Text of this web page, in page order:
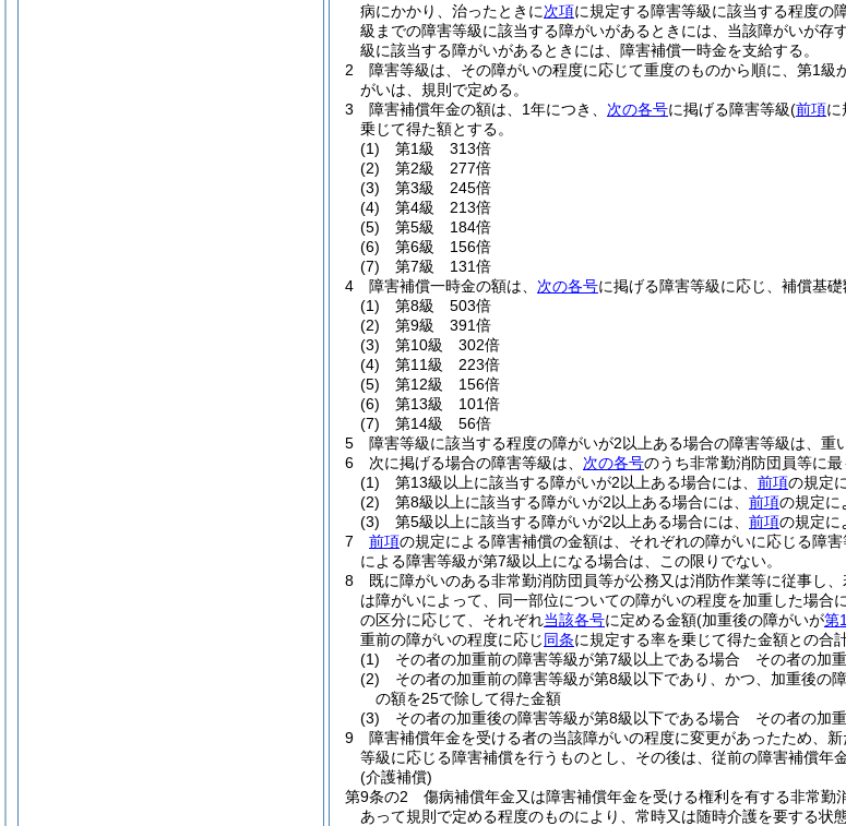
病にかかり、治ったときに次項に規定する障害等級に該当する程度の
級までの障害等級に該当する障がいがあるときには、当該障がいが存
級に該当する障がいがあるときには、障害補償一時金を支給する。
2
障害等級は、その障がいの程度に応じて重度のものから順に、第1級
がいは、規則で定める。
3
障害補償年金の額は、1年につき、 次の各号に掲げる障害等級(前項に
乗じて得た額とする。
(1)
第1級 313倍
(2)
第2級 277倍
(3)
第3級 245倍
(4)
第4級 213倍
(5)
第5級 184倍
(6)
第6級 156倍
(7)
第7級 131倍
4
障害補償一時金の額は、 次の各号に掲げる障害等級に応じ、補償基礎
(1)
第8級 503倍
(2)
第9級 391倍
(3)
第10級 302倍
(4)
第11級 223倍
(5)
第12級 156倍
(6)
第13級 101倍
(7)
第14級 56倍
5
障害等級に該当する程度の障がいが2以上ある場合の障害等級は、重
6
次に掲げる場合の障害等級は、 次の各号のうち非常勤消防団員等に最
(1)
第13級以上に該当する障がいが2以上ある場合には、 前項の規定
(2)
第8級以上に該当する障がいが2以上ある場合には、 前項の規定に
(3)
第5級以上に該当する障がいが2以上ある場合には、 前項の規定に
7
前項の規定による障害補償の金額は、それぞれの障がいに応じる障
による障害等級が第7級以上になる場合は、この限りでない。
8
既に障がいのある非常勤消防団員等が公務又は消防作業等に従事し
は障がいによって、同一部位についての障がいの程度を加重した場合
の区分に応じて、それぞれ当該各号に定める金額(加重後の障がいが第
重前の障がいの程度に応じ同条に規定する率を乗じて得た金額との合
(1)
その者の加重前の障害等級が第7級以上である場合 その者の加
(2)
その者の加重前の障害等級が第8級以下であり、かつ、加重後
の額を25で除して得た金額
(3)
その者の加重後の障害等級が第8級以下である場合 その者の加
9
障害補償年金を受ける者の当該障がいの程度に変更があったため、
等級に応じる障害補償を行うものとし、その後は、従前の障害補償年
(介護補償)
第9条の2
傷病補償年金又は障害補償年金を受ける権利を有する非常
あって規則で定める程度のものにより、常時又は随時介護を要する